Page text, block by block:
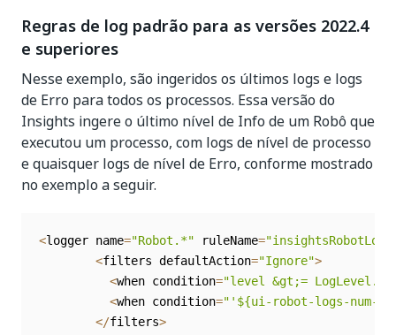
Regras de log padrão para as versões 2022.4
e superiores
Nesse exemplo, são ingeridos os últimos logs e logs
de Erro para todos os processos. Essa versão do
Insights ingere o último nível de Info de um Robô que
executou um processo, com logs de nível de processo
e quaisquer logs de nível de Erro, conforme mostrado
no exemplo a seguir.
<logger name="Robot.*" ruleName=
<filters defaultAction="Ignore">
<when condition="level &gt;=
<when condition="'${ui-robot-logs-num-
</filters>